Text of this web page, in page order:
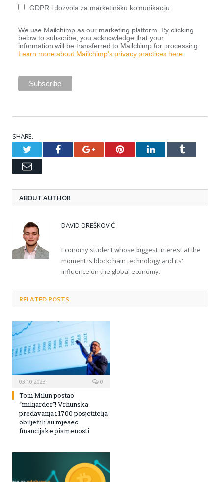
GDPR i dozvola za marketinšku komunikaciju
We use Mailchimp as our marketing platform. By clicking
below to subscribe, you acknowledge that your
information will be transferred to Mailchimp for processing.
Learn more about Mailchimp’s privacy practices here.
SHARE.
TwitterFacebookGoogle+PinterestLinkedInTumblr
Email
ABOUT AUTHOR
DAVID OREŠKOVIĆ
Economy student whose biggest interest at the
moment is blockchain technology and its'
influence on the global economy.
RELATED POSTS
03.10.2023 0
Toni Milun postao
“milijarder”! Vrhunska
predavanja i 1700 posjetitelja
obilježili su mjesec
financijske pismenosti